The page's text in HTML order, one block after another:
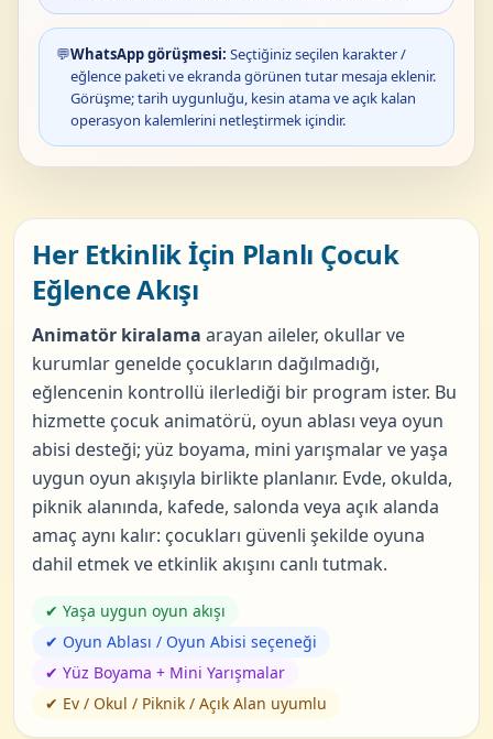
💬WhatsApp görüşmesi: Seçtiğiniz seçilen karakter /
eğlence paketi ve ekranda görünen tutar mesaja eklenir.
Görüşme; tarih uygunluğu, kesin atama ve açık kalan
operasyon kalemlerini netleştirmek içindir.
Her Etkinlik İçin Planlı Çocuk
Eğlence Akışı
Animatör kiralama arayan aileler, okullar ve
kurumlar genelde çocukların dağılmadığı,
eğlencenin kontrollü ilerlediği bir program ister. Bu
hizmette çocuk animatörü, oyun ablası veya oyun
abisi desteği; yüz boyama, mini yarışmalar ve yaşa
uygun oyun akışıyla birlikte planlanır. Evde, okulda,
piknik alanında, kafede, salonda veya açık alanda
amaç aynı kalır: çocukları güvenli şekilde oyuna
dahil etmek ve etkinlik akışını canlı tutmak.
✔ Yaşa uygun oyun akışı
✔ Oyun Ablası / Oyun Abisi seçeneği
✔ Yüz Boyama + Mini Yarışmalar
✔ Ev / Okul / Piknik / Açık Alan uyumlu